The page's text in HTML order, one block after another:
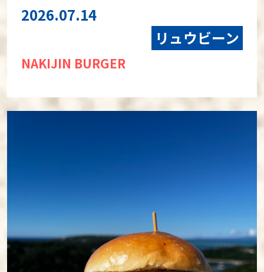
2026.07.14
リュウビーン
NAKIJIN BURGER